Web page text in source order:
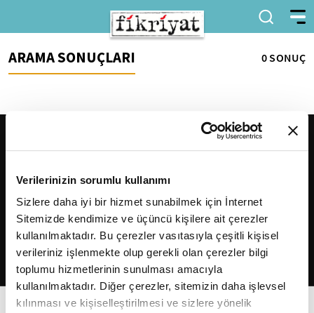
Verilerinizin sorumlu kullanımı
Sizlere daha iyi bir hizmet sunabilmek için İnternet
Sitemizde kendimize ve üçüncü kişilere ait çerezler
kullanılmaktadır. Bu çerezler vasıtasıyla çeşitli kişisel
verileriniz işlenmekte olup gerekli olan çerezler bilgi
toplumu hizmetlerinin sunulması amacıyla
kullanılmaktadır. Diğer çerezler, sitemizin daha işlevsel
kılınması ve kişiselleştirilmesi ve sizlere yönelik
ARAMA SONUÇLARI 0 SONUÇ
2026Fikriyat. Tüm hakları saklıdır.